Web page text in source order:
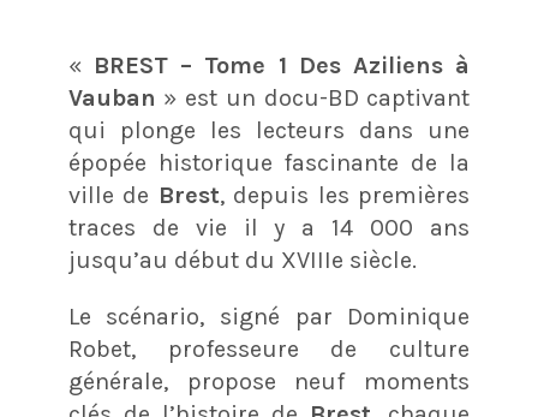
« BREST – Tome 1 Des Aziliens à
Vauban » est un docu-BD captivant
qui plonge les lecteurs dans une
épopée historique fascinante de la
ville de Brest, depuis les premières
traces de vie il y a 14 000 ans
jusqu’au début du XVIIIe siècle.
Le scénario, signé par Dominique
Robet, professeure de culture
générale, propose neuf moments